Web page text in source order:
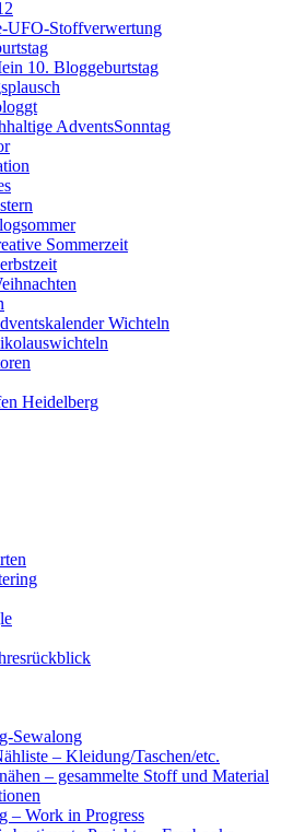
UFO-Stoffverwertung
10. Bloggeburtstag
AdventsSonntag
Sommerzeit
Wichteln
Heidelberg
Sewalong
– Kleidung/Taschen/etc.
– gesammelte Stoff und Material
– Work in Progress